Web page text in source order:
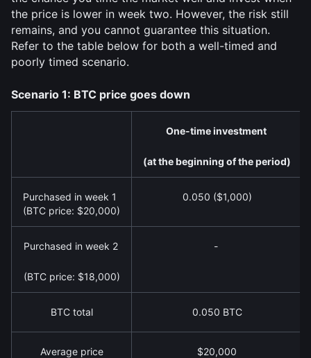
the price is lower in week two. However, the risk still
remains, and you cannot guarantee this situation.
Refer to the table below for both a well-timed and
poorly timed scenario.
Scenario 1: BTC price goes down
One-time investment
(at the beginning of the period)
Purchased in week 1
(BTC price: $20,000)
0.050 ($1,000)
Purchased in week 2
(BTC price: $18,000)
-
BTC total 0.050 BTC
Average price $20,000